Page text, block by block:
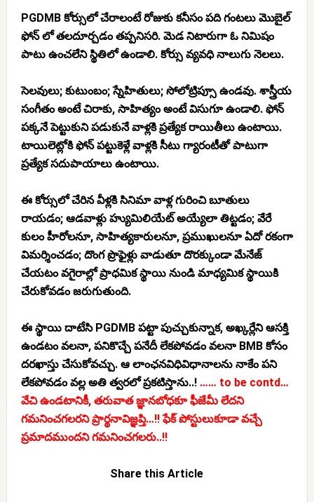
PGDMB కోర్సులో చేరాలంటే రోజుకు కనీసం పది గంటలు మొబైల్
ఫోన్ లో తలదూర్చడం తప్పనిసరి. మెడ నిటారుగా ఓ నిమిషం
పాటు ఉంచలేని స్థితిలో ఉండాలి. కోర్సు వ్యవధి నాలుగు నెలలు.
సెలవులు; కుటుంబం; స్నేహితులు; సోలోట్రిప్సూ ఉండవు. శాస్త్రీయ
సంగీతం అంటే చిరాకు, సాహిత్యం అంటే విసుగూ ఉండాలి. ఫోన్
పక్కనే పెట్టుకుని పడుకునే వాళ్లకి ప్రత్యేక రాయితీలు ఉంటాయి.
టాయిలెట్లోకి ఫోన్ పట్టుకెళ్లే వాళ్లకి సీటు గ్యారంటీతో పాటుగా
ప్రత్యేక సదుపాయాలు ఉంటాయి.
ఈ కోర్సులో చేరిన వీళ్లకి సినిమా వాళ్ల గురించి బూతులు
రాయడం; ఆడవాళ్లు హ్యుమిలియేట్ అయ్యేలా తిట్టడం; వేరే
కులం హీరోలనూ, సాహిత్యకారులనూ, ప్రముఖులనూ ఏదో రకంగా
విమర్శించడం; దొంగ ప్రొఫైళ్లు వాడుతూ దొరక్కుండా మేనేజ్
చేయటం వగైరాల్లో ప్రాధమిక స్థాయి నుండి మాధ్యమిక స్థాయికి
చేరుకోవడం జరుగుతుంది.
ఈ స్థాయి దాటేసి PGDMB పట్టా పుచ్చుకున్నాక, అఖ్కర్లేని ఆసక్తి
ఉండటం వలనా, పనికొచ్చే పనేదీ లేకపోవడం వలనా BMB కోసం
దరఖాస్తు చేసుకోవచ్చు. ఆ లాంఛనవిధివిధానాలను నాకేం పని
లేకపోవడం వల్ల అతి త్వరలో ప్రకటిస్తాను..! …… to be contd…
వేచి ఉండటానికీ, తరువాత జ్ఞానబోధకూ ఫీజేమీ లేదని
గమనించగలరని ప్రార్థనావిజ్ఞప్తి…!! ఫేక్ పోస్టులుకూడా వచ్చే
ప్రమాదముందని గమనించగలరు..!!
Share this Article